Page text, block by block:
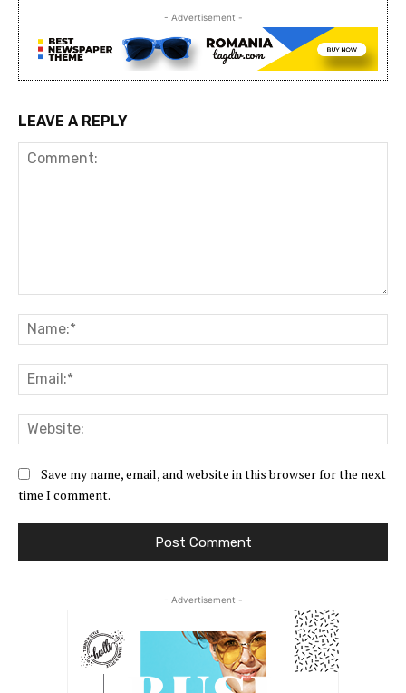
- Advertisement -
LEAVE A REPLY
Save my name, email, and website in this browser for the next
time I comment.
- Advertisement -